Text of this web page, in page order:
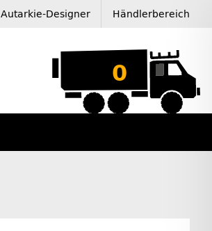
Autarkie-Designer Händlerbereich
0